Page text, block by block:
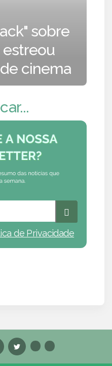
sobre
estreou
cinema
de Privacidade